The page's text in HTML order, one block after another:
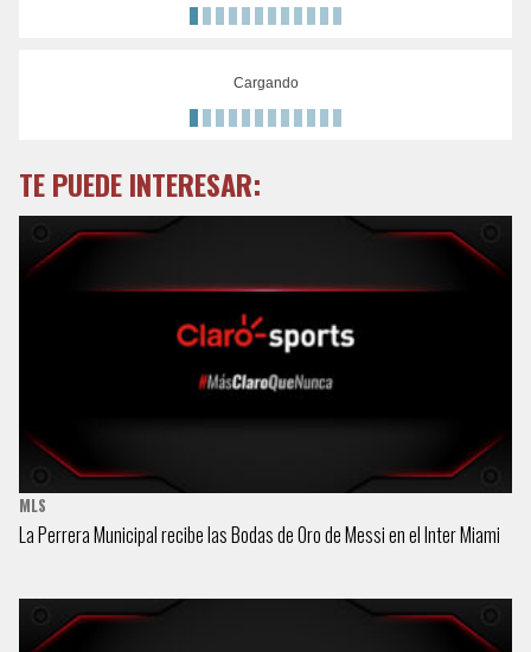
Cargando
TE PUEDE INTERESAR:
MLS
La Perrera Municipal recibe las Bodas de Oro de Messi en el Inter Miami